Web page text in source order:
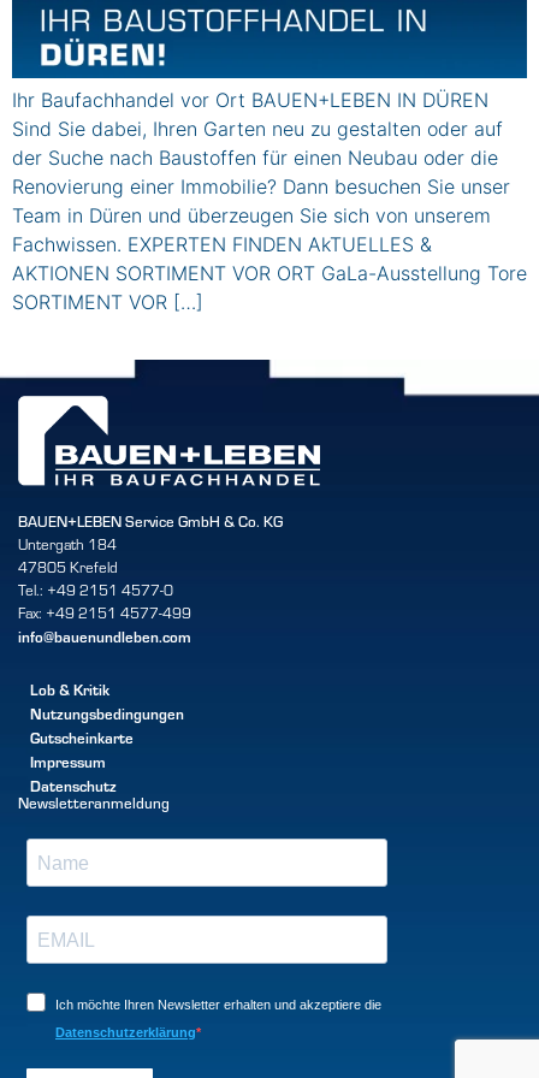
Ihr Baufachhandel vor Ort BAUEN+LEBEN IN DÜREN
Sind Sie dabei, Ihren Garten neu zu gestalten oder auf
der Suche nach Baustoffen für einen Neubau oder die
Renovierung einer Immobilie? Dann besuchen Sie unser
Team in Düren und überzeugen Sie sich von unserem
Fachwissen. EXPERTEN FINDEN AkTUELLES &
AKTIONEN SORTIMENT VOR ORT GaLa-Ausstellung Tore
SORTIMENT VOR […]
BAUEN+LEBEN Service GmbH & Co. KG
Untergath 184
47805 Krefeld
Tel.: +49 2151 4577-0
Fax: +49 2151 4577-499
info@bauenundleben.com
Lob & Kritik
Nutzungsbedingungen
Gutscheinkarte
Impressum
Datenschutz
Newsletteranmeldung
Ich möchte Ihren Newsletter erhalten und akzeptiere die
Datenschutzerklärung